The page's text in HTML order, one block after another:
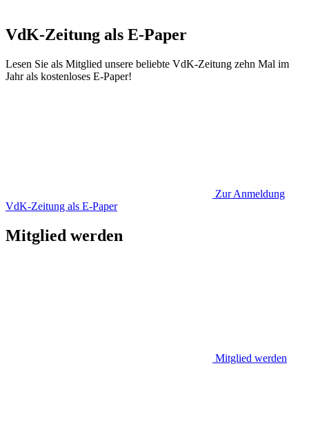
VdK-Zeitung als E-Paper
Lesen Sie als Mitglied unsere beliebte VdK-Zeitung zehn Mal im
Jahr als kostenloses E-Paper!
Zur Anmeldung
VdK-Zeitung als E-Paper
Mitglied werden
Mitglied werden